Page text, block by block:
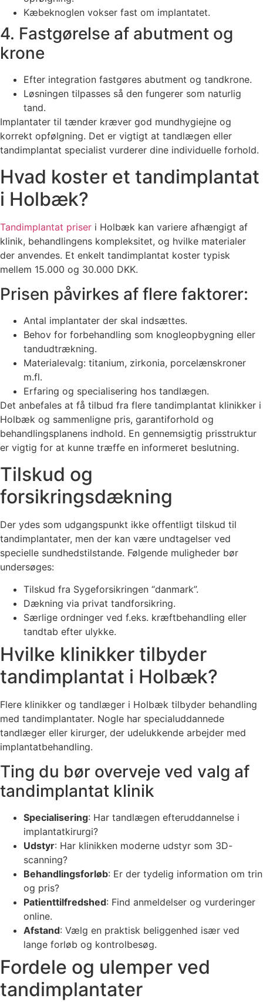
Kæbeknoglen vokser fast om implantatet.
4. Fastgørelse af abutment og
krone
Efter integration fastgøres abutment og tandkrone.
Løsningen tilpasses så den fungerer som naturlig
tand.
Implantater til tænder kræver god mundhygiejne og
korrekt opfølgning. Det er vigtigt at tandlægen eller
tandimplantat specialist vurderer dine individuelle forhold.
Hvad koster et tandimplantat
i Holbæk?
Tandimplantat priser i Holbæk kan variere afhængigt af
klinik, behandlingens kompleksitet, og hvilke materialer
der anvendes. Et enkelt tandimplantat koster typisk
mellem 15.000 og 30.000 DKK.
Prisen påvirkes af flere faktorer:
Antal implantater der skal indsættes.
Behov for forbehandling som knogleopbygning eller
tandudtrækning.
Materialevalg: titanium, zirkonia, porcelænskroner
m.fl.
Erfaring og specialisering hos tandlægen.
Det anbefales at få tilbud fra flere tandimplantat klinikker i
Holbæk og sammenligne pris, garantiforhold og
behandlingsplanens indhold. En gennemsigtig prisstruktur
er vigtig for at kunne træffe en informeret beslutning.
Tilskud og
forsikringsdækning
Der ydes som udgangspunkt ikke offentligt tilskud til
tandimplantater, men der kan være undtagelser ved
specielle sundhedstilstande. Følgende muligheder bør
undersøges:
Tilskud fra Sygeforsikringen “danmark”.
Dækning via privat tandforsikring.
Særlige ordninger ved f.eks. kræftbehandling eller
tandtab efter ulykke.
Hvilke klinikker tilbyder
tandimplantat i Holbæk?
Flere klinikker og tandlæger i Holbæk tilbyder behandling
med tandimplantater. Nogle har specialuddannede
tandlæger eller kirurger, der udelukkende arbejder med
implantatbehandling.
Ting du bør overveje ved valg af
tandimplantat klinik
Specialisering: Har tandlægen efteruddannelse i
implantatkirurgi?
Udstyr: Har klinikken moderne udstyr som 3D-
scanning?
Behandlingsforløb: Er der tydelig information om trin
og pris?
Patienttilfredshed: Find anmeldelser og vurderinger
online.
Afstand: Vælg en praktisk beliggenhed især ved
lange forløb og kontrolbesøg.
Fordele og ulemper ved
tandimplantater